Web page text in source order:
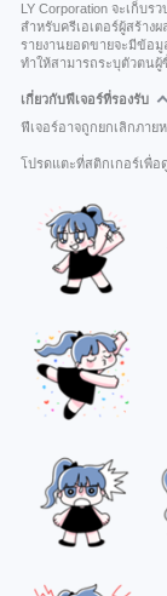
LY Corporation จะเก็บ
สำหรับครีเอเตอร์ผู้สร้างผ
รายงานยอดขายจะมีข้อ
ทำให้สามารถระบุตัวตนผู้
เกี่ยวกับฟีเจอร์ที่รองรับ
ฟีเจอร์อาจถูกยกเลิกภาย
โปรดแตะที่สติกเกอร์เพื่อ